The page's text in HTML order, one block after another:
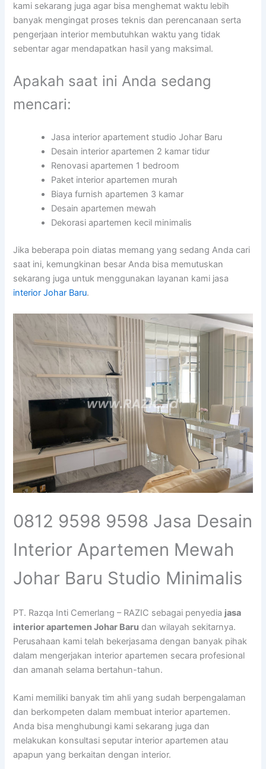
kami sekarang juga agar bisa menghemat waktu lebih
banyak mengingat proses teknis dan perencanaan serta
pengerjaan interior membutuhkan waktu yang tidak
sebentar agar mendapatkan hasil yang maksimal.
Apakah saat ini Anda sedang
mencari:
Jasa interior apartement studio Johar Baru
Desain interior apartemen 2 kamar tidur
Renovasi apartemen 1 bedroom
Paket interior apartemen murah
Biaya furnish apartemen 3 kamar
Desain apartemen mewah
Dekorasi apartemen kecil minimalis
Jika beberapa poin diatas memang yang sedang Anda cari
saat ini, kemungkinan besar Anda bisa memutuskan
sekarang juga untuk menggunakan layanan kami jasa
interior Johar Baru.
0812 9598 9598 Jasa Desain
Interior Apartemen Mewah
Johar Baru Studio Minimalis
PT. Razqa Inti Cemerlang – RAZIC sebagai penyedia jasa
interior apartemen Johar Baru dan wilayah sekitarnya.
Perusahaan kami telah bekerjasama dengan banyak pihak
dalam mengerjakan interior apartemen secara profesional
dan amanah selama bertahun-tahun.
Kami memiliki banyak tim ahli yang sudah berpengalaman
dan berkompeten dalam membuat interior apartemen.
Anda bisa menghubungi kami sekarang juga dan
melakukan konsultasi seputar interior apartemen atau
apapun yang berkaitan dengan interior.